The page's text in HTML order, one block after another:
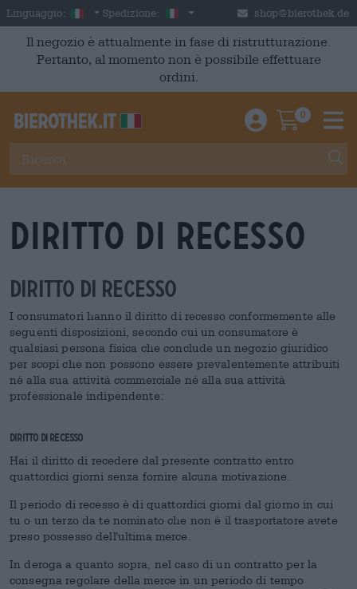
Skip to main content
Linguaggio: Italian
Spedizione: Italia shop@bierothek.de
Il negozio è attualmente in fase di ristrutturazione.
Pertanto, al momento non è possibile effettuare
ordini.
Einloggen /
0
Diritto di recesso
Diritto di recesso
I consumatori hanno il diritto di recesso conformemente alle
seguenti disposizioni, secondo cui un consumatore è
qualsiasi persona fisica che conclude un negozio giuridico
per scopi che non possono essere prevalentemente attribuiti
né alla sua attività commerciale né alla sua attività
professionale indipendente:
Diritto di recesso
Hai il diritto di recedere dal presente contratto entro
quattordici giorni senza fornire alcuna motivazione.
Il periodo di recesso è di quattordici giorni dal giorno in cui
tu o un terzo da te nominato che non è il trasportatore avete
preso possesso dell'ultima merce.
In deroga a quanto sopra, nel caso di un contratto per la
consegna regolare della merce in un periodo di tempo